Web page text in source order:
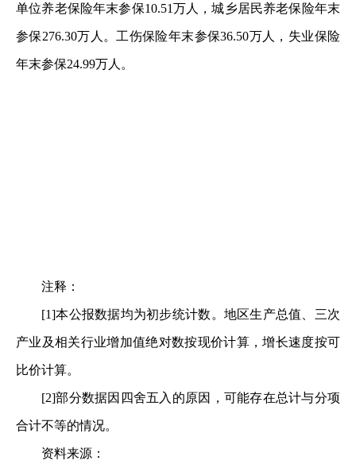
单位养老保险年末参保10.51万人，城乡居民养老保险年末
参保276.30万人。工伤保险年末参保36.50万人，失业保险
年末参保24.99万人。
注释：
[1]本公报数据均为初步统计数。地区生产总值、三次
产业及相关行业增加值绝对数按现价计算，增长速度按可
比价计算。
[2]部分数据因四舍五入的原因，可能存在总计与分项
合计不等的情况。
资料来源：